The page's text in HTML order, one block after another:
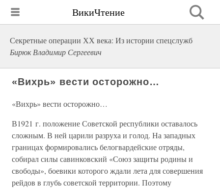
ВикиЧтение
Секретные операции ХХ века: Из истории спецслужб
Бирюк Владимир Сергеевич
«Вихрь» вести осторожно…
«Вихрь» вести осторожно…
В1921 г. положение Советской республики оставалось
сложным. В ней царили разруха и голод. На западных
границах формировались белогвардейские отряды,
собирал силы савинковский «Союз защиты родины и
свободы», боевики которого ждали лета для совершения
рейдов в глубь советской территории. Поэтому